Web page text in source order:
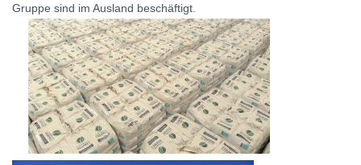
Gruppe sind im Ausland beschäftigt.